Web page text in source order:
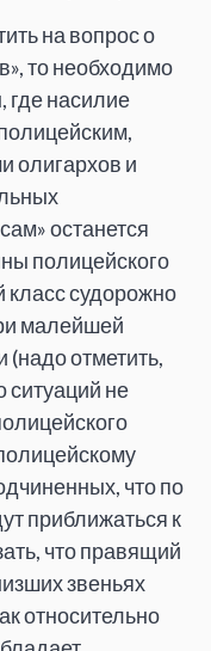
на вопрос о
то необходимо
где насилие
олигархов и
останется
полицейского
судорожно
малейшей
(надо отметить,
ситуаций не
что по
приближаться к
что правящий
звеньях
относительно